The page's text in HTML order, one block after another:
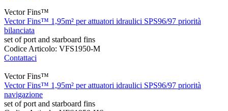
Vector Fins™
Vector Fins™ 1,95m² per attuatori idraulici SPS96/97 priorità
bilanciata
set of port and starboard fins
Codice Articolo: VFS1950-M
Contattaci
Vector Fins™
Vector Fins™ 1,95m² per attuatori idraulici SPS96/97 priorità
navigazione
set of port and starboard fins